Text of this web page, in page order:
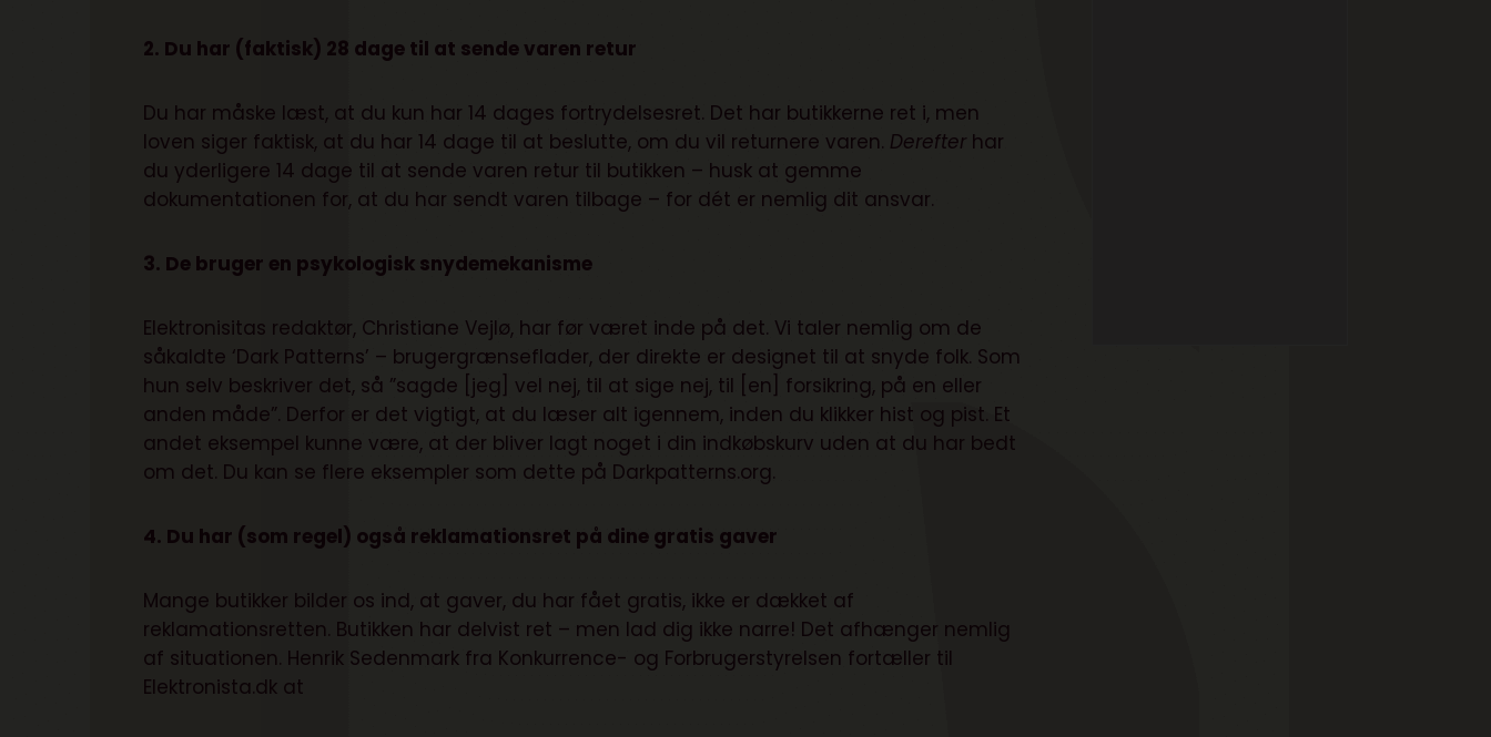
2. Du har (faktisk) 28 dage til at sende varen retur
Du har måske læst, at du kun har 14 dages fortrydelsesret. Det har butikkerne ret i, men
loven siger faktisk, at du har 14 dage til at beslutte, om du vil returnere varen. Derefter har
du yderligere 14 dage til at sende varen retur til butikken – husk at gemme
dokumentationen for, at du har sendt varen tilbage – for dét er nemlig dit ansvar.
3. De bruger en psykologisk snydemekanisme
Elektronisitas redaktør, Christiane Vejlø, har før været inde på det. Vi taler nemlig om de
såkaldte ‘Dark Patterns’ – brugergrænseflader, der direkte er designet til at snyde folk. Som
hun selv beskriver det, så ”sagde [jeg] vel nej, til at sige nej, til [en] forsikring, på en eller
anden måde”. Derfor er det vigtigt, at du læser alt igennem, inden du klikker hist og pist. Et
andet eksempel kunne være, at der bliver lagt noget i din indkøbskurv uden at du har bedt
om det. Du kan se flere eksempler som dette på Darkpatterns.org.
4. Du har (som regel) også reklamationsret på dine gratis gaver
Mange butikker bilder os ind, at gaver, du har fået gratis, ikke er dækket af
reklamationsretten. Butikken har delvist ret – men lad dig ikke narre! Det afhænger nemlig
af situationen. Henrik Sedenmark fra Konkurrence- og Forbrugerstyrelsen fortæller til
Elektronista.dk at